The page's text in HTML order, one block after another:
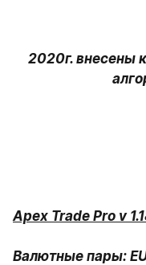
2020г. внесены
Apex Trade Pro v
Валютные пары: